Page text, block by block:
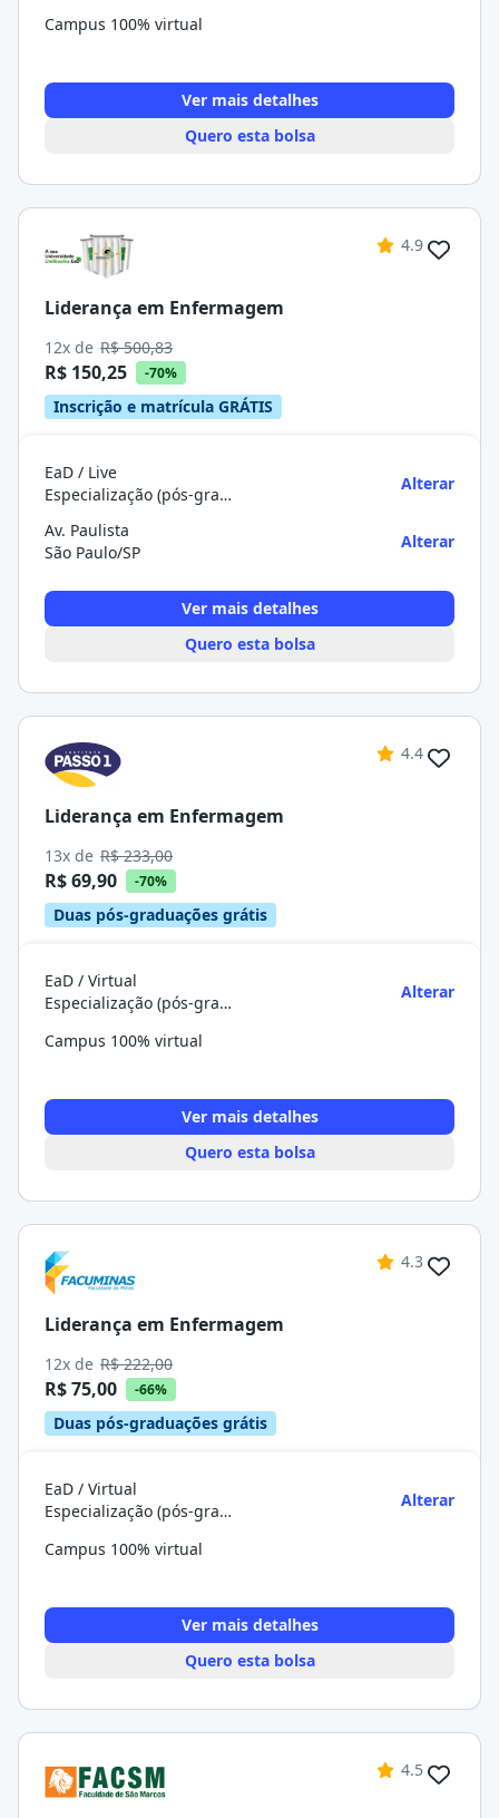
Campus 100% virtual
Ver mais detalhes
Quero esta bolsa
4.9
Liderança em Enfermagem
12x de R$ 500,83
R$ 150,25 -70%
Inscrição e matrícula GRÁTIS
EaD / Live
Especialização (pós-graduação)
Alterar
Av. Paulista
São Paulo/SP
Alterar
Ver mais detalhes
Quero esta bolsa
4.4
Liderança em Enfermagem
13x de R$ 233,00
R$ 69,90 -70%
Duas pós-graduações grátis
EaD / Virtual
Especialização (pós-graduação)
Alterar
Campus 100% virtual
Ver mais detalhes
Quero esta bolsa
4.3
Liderança em Enfermagem
12x de R$ 222,00
R$ 75,00 -66%
Duas pós-graduações grátis
EaD / Virtual
Especialização (pós-graduação)
Alterar
Campus 100% virtual
Ver mais detalhes
Quero esta bolsa
4.5